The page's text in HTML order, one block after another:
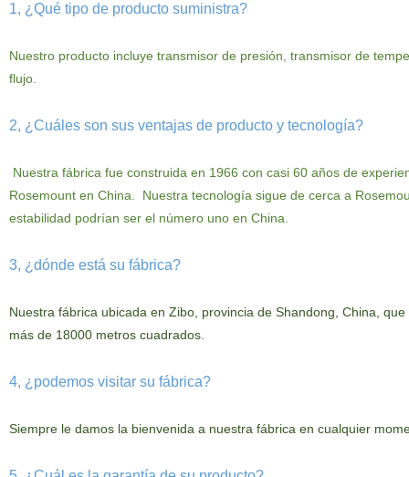
1, ¿Qué tipo de producto suministra?
Nuestroproductoincluyetransmisor de presión, transmisor de
flujo.
2, ¿Cuáles son sus ventajas de producto y tecnología?
Nuestra fábrica fue construida en 1966 con casi 60 años de
Rosemount en China. Nuestra tecnología sigue de cerca a
estabilidad podrían ser el número uno en China.
3, ¿dónde está su fábrica?
Nuestra fábrica ubicada en Zibo, provincia de Shandong, China, que
más de 18000 metros cuadrados.
4, ¿podemos visitar su fábrica?
Siempre le damos la bienvenida a nuestra fábrica en cualquier